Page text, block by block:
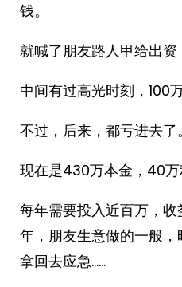
钱。
就喊了朋友路人甲给出资
中间有过高光时刻，100
不过，后来，都亏进去了。
现在是430万本金，40万
每年需要投入近百万，
年，朋友生意做的一般
拿回去应急……